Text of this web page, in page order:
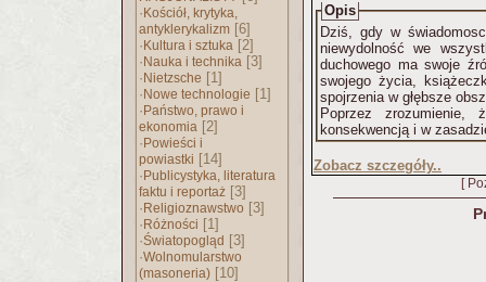
· Kościół, krytyka,
antyklerykalizm [6]
· Kultura i sztuka [2]
· Nauka i technika [3]
· Nietzsche [1]
· Nowe technologie [1]
· Państwo, prawo i
ekonomia [2]
· Powieści i
powiastki [14]
· Publicystyka, literatura
faktu i reportaż [3]
· Religioznawstwo [3]
· Różności [1]
·Światopogląd [3]
·Wolnomularstwo
(masoneria) [10]
Opis
Dziś, gdy w
niewydolność we
duchowego ma swoje
swojego życia,
spojrzenia w głębsze
Poprzez zrozumienie,
konsekwencją i w
Zobacz szczegóły..
[